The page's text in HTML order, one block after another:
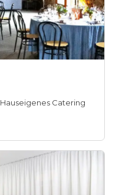
Hauseigenes Catering